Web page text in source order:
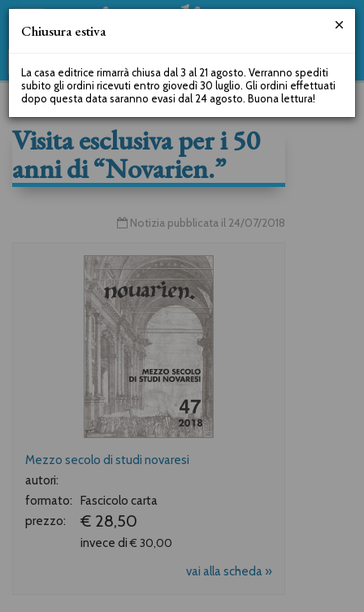
Visita esclusiva per i 50
anni di “Novarien.”
Notizia pubblicata il 24/07/2018
Mezzo secolo di studi novaresi
autori:
formato:
Fascicolo carta
prezzo:
€ 28,50
invece di€ 30,00
vai alla scheda »
Chiusura estiva
La casa editrice rimarrà chiusa dal 3 al 21 agosto. Verranno spediti
subito gli ordini ricevuti entro giovedì 30 luglio. Gli ordini effettuati
dopo questa data saranno evasi dal 24 agosto. Buona lettura!